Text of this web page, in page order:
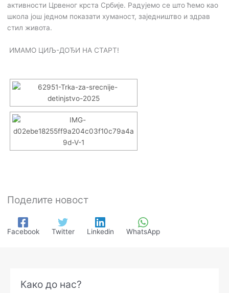
активности Црвеног крста Србије. Радујемо се што ћемо као
школа још једном показати хуманост, заједништво и здрав
стил живота.
ИМАМО ЦИЉ-ДОЂИ НА СТАРТ!
Поделите новост
Facebook Twitter Linkedin WhatsApp
Како до нас?
р